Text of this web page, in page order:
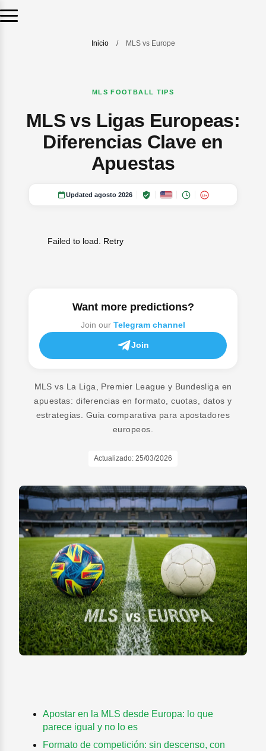
Inicio / MLS vs Europe
MLS FOOTBALL TIPS
MLS vs Ligas Europeas:
Diferencias Clave en
Apuestas
Updated agosto 2026 18+
Failed to load. Retry
Want more predictions?
Join our Telegram channel
Join
MLS vs La Liga, Premier League y Bundesliga en
apuestas: diferencias en formato, cuotas, datos y
estrategias. Guia comparativa para apostadores
europeos.
Actualizado: 25/03/2026
Apostar en la MLS desde Europa: lo que
parece igual y no lo es
Formato de competición: sin descenso, con